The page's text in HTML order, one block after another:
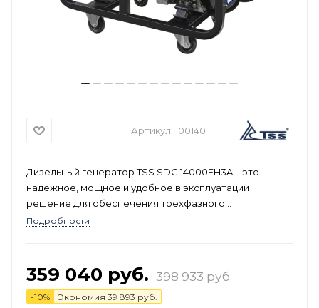
Артикул: 100140
Дизельный генератор TSS SDG 14000EH3A – это
надежное, мощное и удобное в эксплуатации
решение для обеспечения трехфазного
электропитания. Он идеально подходит для
источник электроэнергии.
Подробности
359 040 руб. 398 933руб.
-10% Экономия 39 893 руб.